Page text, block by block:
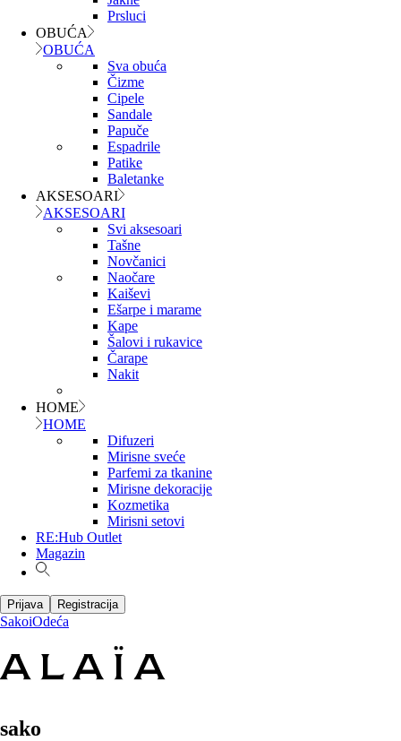
Prsluci
OBUĆA
OBUĆA
Sva obuća
Čizme
Cipele
Sandale
Papuče
Espadrile
Patike
Baletanke
AKSESOARI
AKSESOARI
Svi aksesoari
Tašne
Novčanici
Naočare
Kaiševi
Ešarpe i marame
Kape
Šalovi i rukavice
Čarape
Nakit
HOME
HOME
Difuzeri
Mirisne sveće
Parfemi za tkanine
Mirisne dekoracije
Kozmetika
Mirisni setovi
RE:Hub Outlet
Magazin
Prijava Registracija
SakoiOdeća
sako